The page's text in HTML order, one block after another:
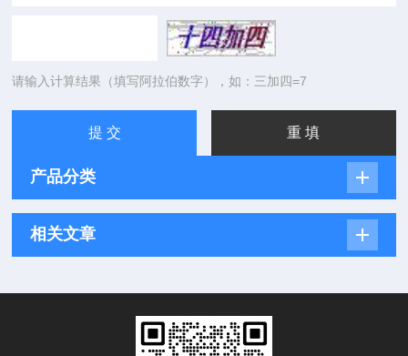
请输入计算结果（填写阿拉伯数字），如：三加四=7
产品分类
相关文章